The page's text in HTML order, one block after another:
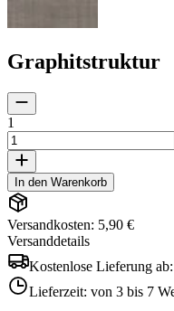
Graphitstruktur
1
In den Warenkorb
Versandkosten: 5,90 €
Versanddetails
Kostenlose Lieferung ab:
Lieferzeit: von 3 bis 7